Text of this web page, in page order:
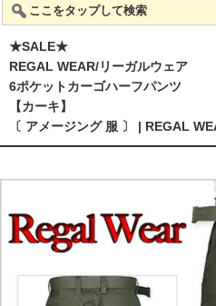
ここをタップして検索
★SALE★
REGAL WEAR/リーガルウェア
6ポケットカーゴハーフパンツ
【カーキ】
〔 アメージング 服 〕 | REGAL